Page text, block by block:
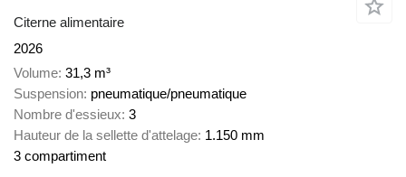
Citerne alimentaire
2026
Volume 31,3 m³
Suspension pneumatique/pneumatique
Nombre d'essieux 3
Hauteur de la sellette d'attelage 1.150 mm
3 compartiment